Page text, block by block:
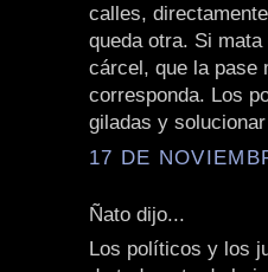
calles,
queda otra. Si
cárcel, que la pase
corresponda. Los
giladas y
17 DE
Ñato dijo...
Los políticos y los